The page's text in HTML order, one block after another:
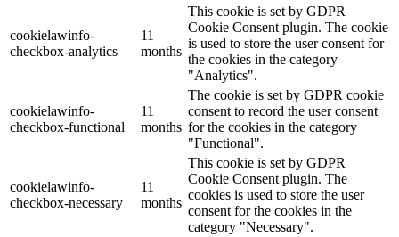
cookielawinfo-
checkbox-analytics
11
months
This cookie is set by GDPR
Cookie Consent plugin. The cookie
is used to store the user consent for
the cookies in the category
"Analytics".
cookielawinfo-
checkbox-functional
11
months
The cookie is set by GDPR cookie
consent to record the user consent
for the cookies in the category
"Functional".
cookielawinfo-
checkbox-necessary
11
months
This cookie is set by GDPR
Cookie Consent plugin. The
cookies is used to store the user
consent for the cookies in the
category "Necessary".